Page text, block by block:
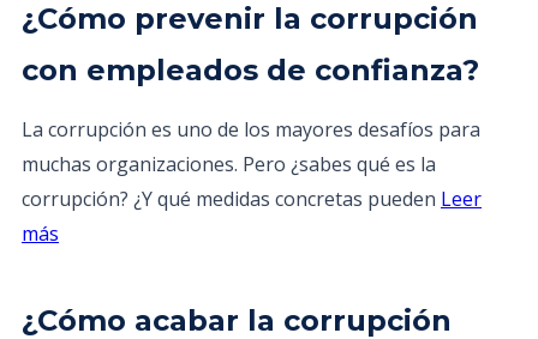
¿Cómo prevenir la corrupción
con empleados de confianza?
La corrupción es uno de los mayores desafíos para
muchas organizaciones. Pero ¿sabes qué es la
corrupción? ¿Y qué medidas concretas pueden Leer
más
¿Cómo acabar la corrupción